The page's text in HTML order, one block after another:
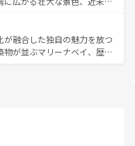
どの季節にも異なる楽しみ
イの人々、仏教を中心とし
が、訪れる旅人を魅了し続
ず。観光スポットが密集し
れるのも魅力。息をのむよ
、香港を存分に楽しみ尽く
融合した独自の魅力を放つ
が並ぶマリーナベイ、歴史
楽しめる外せないスポット